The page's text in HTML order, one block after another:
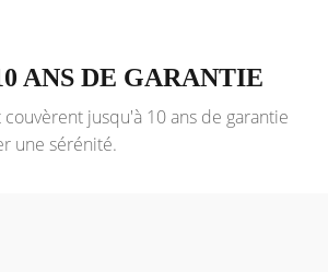
ANS DE GARANTIE
couvèrent jusqu'à 10 ans de garantie
une sérénité.